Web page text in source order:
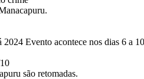
Evento acontece nos dias 6 a
são retomadas.